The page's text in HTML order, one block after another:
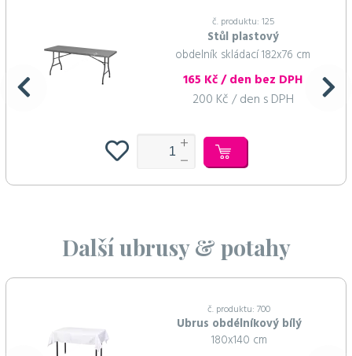
č. produktu: 125
Stůl plastový
obdelník skládací 182x76 cm
165 Kč / den bez DPH
200 Kč / den s DPH
Další ubrusy & potahy
č. produktu: 700
Ubrus obdélníkový bílý
180x140 cm